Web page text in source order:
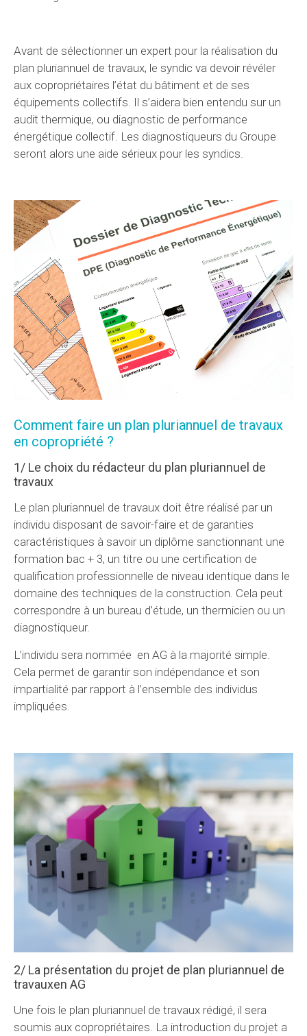
Avant de sélectionner un expert pour la réalisation du
plan pluriannuel de travaux, le syndic va devoir révéler
aux copropriétaires l’état du bâtiment et de ses
équipements collectifs. Il s’aidera bien entendu sur un
audit thermique, ou diagnostic de performance
énergétique collectif. Les diagnostiqueurs du Groupe
seront alors une aide sérieux pour les syndics.
Comment faire un plan pluriannuel de travaux
en copropriété ?
1/ Le choix du rédacteur du plan pluriannuel de
travaux
Le plan pluriannuel de travaux doit être réalisé par un
individu disposant de savoir-faire et de garanties
caractéristiques à savoir un diplôme sanctionnant une
formation bac + 3, un titre ou une certification de
qualification professionnelle de niveau identique dans le
domaine des techniques de la construction. Cela peut
correspondre à un bureau d’étude, un thermicien ou un
diagnostiqueur.
L’individu sera nommée en AG à la majorité simple.
Cela permet de garantir son indépendance et son
impartialité par rapport à l’ensemble des individus
impliquées.
2/ La présentation du projet de plan pluriannuel de
travauxen AG
Une fois le plan pluriannuel de travaux rédigé, il sera
soumis aux copropriétaires. La introduction du projet a